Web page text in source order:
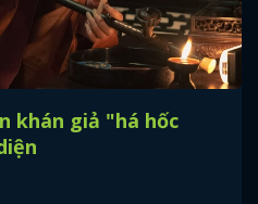
khán giả "há hốc